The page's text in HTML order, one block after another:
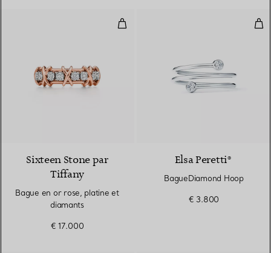
Bague en or rose, platine et
Sixteen Stone par
Tiffany
Bague en or rose, platine et
diamants
€ 17.000
Elsa Peretti®
BagueDiamond Hoop
€ 3.800